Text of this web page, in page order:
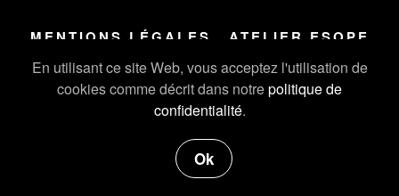
En utilisant ce site Web, vous acceptez l'utilisation de
cookies comme décrit dans notrepolitique de
confidentialité.
Ok
MENTIONS LÉGALES ATELIER ESOPE